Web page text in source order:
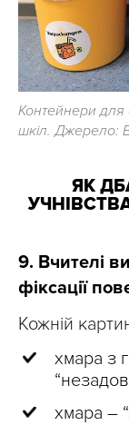
Контейнери для
шкіл. Джерело:
ЯК
9. Вчителі
фіксації
Кожній
хмара з
хмара –